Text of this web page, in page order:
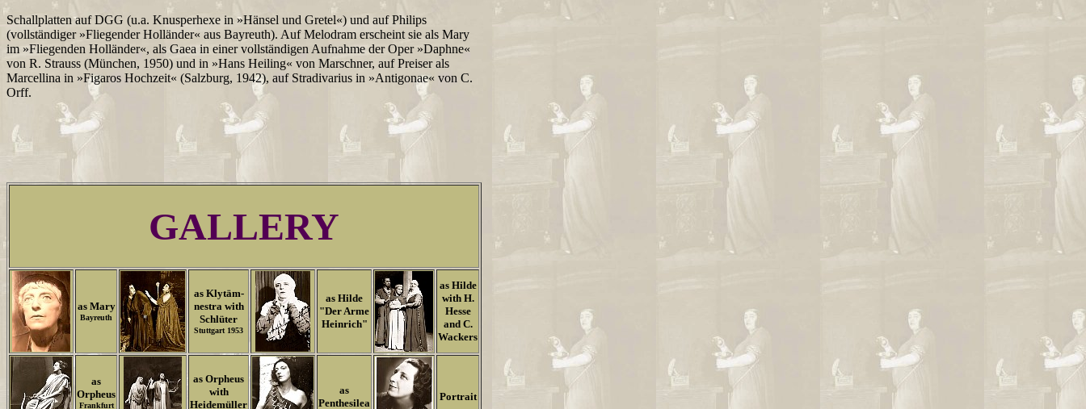
Schallplatten auf DGG (u.a. Knusperhexe in »Hänsel und Gretel«) und auf Philips
(vollständiger »Fliegender Holländer« aus Bayreuth). Auf Melodram erscheint sie als Mary
im »Fliegenden Holländer«, als Gaea in einer vollständigen Aufnahme der Oper »Daphne«
von R. Strauss (München, 1950) und in »Hans Heiling« von Marschner, auf Preiser als
Marcellina in »Figaros Hochzeit« (Salzburg, 1942), auf Stradivarius in »Antigonae« von C.
Orff.
GALLERY
as Mary
Bayreuth
as Klytäm-
nestra with
Schlüter
Stuttgart 1953
as Hilde
"Der Arme
Heinrich"
as Hilde
with H.
Hesse
and C.
Wackers
as
Orpheus
Frankfurt
as Orpheus
with
Heidemüller
as
Penthesilea
Portrait